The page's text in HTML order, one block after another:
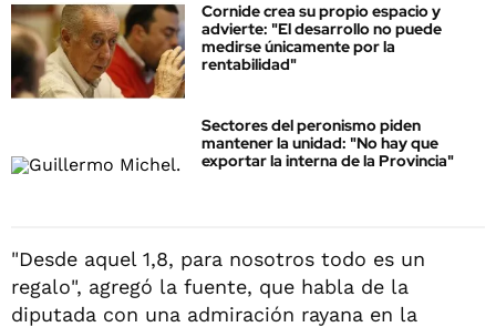
Cornide crea su propio espacio y
advierte: "El desarrollo no puede
medirse únicamente por la
rentabilidad"
Sectores del peronismo piden
mantener la unidad: "No hay que
exportar la interna de la Provincia"
"Desde aquel 1,8, para nosotros todo es un
regalo", agregó la fuente, que habla de la
diputada con una admiración rayana en la